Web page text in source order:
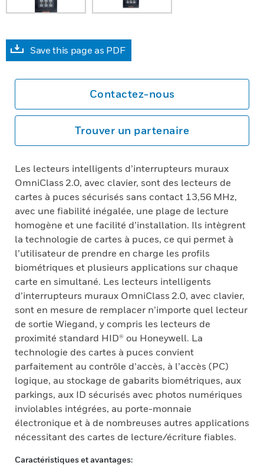
Save this page as PDF
Contactez-nous
Trouver un partenaire
Les lecteurs intelligents d’interrupteurs muraux
OmniClass 2.0, avec clavier, sont des lecteurs de
cartes à puces sécurisés sans contact 13,56 MHz,
avec une fiabilité inégalée, une plage de lecture
homogène et une facilité d’installation. Ils intègrent
la technologie de cartes à puces, ce qui permet à
l’utilisateur de prendre en charge les profils
biométriques et plusieurs applications sur chaque
carte en simultané. Les lecteurs intelligents
d’interrupteurs muraux OmniClass 2.0, avec clavier,
sont en mesure de remplacer n’importe quel lecteur
de sortie Wiegand, y compris les lecteurs de
proximité standard HID® ou Honeywell. La
technologie des cartes à puces convient
parfaitement au contrôle d’accès, à l’accès (PC)
logique, au stockage de gabarits biométriques, aux
parkings, aux ID sécurisés avec photos numériques
inviolables intégrées, au porte-monnaie
électronique et à de nombreuses autres applications
nécessitant des cartes de lecture/écriture fiables.
Caractéristiques et avantages: